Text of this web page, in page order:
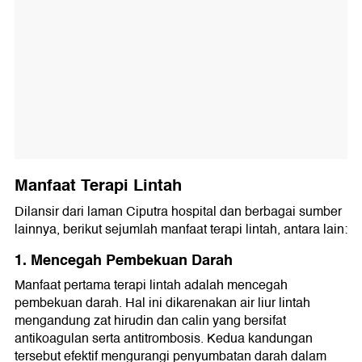
Manfaat Terapi Lintah
Dilansir dari laman Ciputra hospital dan berbagai sumber
lainnya, berikut sejumlah manfaat terapi lintah, antara lain:
1. Mencegah Pembekuan Darah
Manfaat pertama terapi lintah adalah mencegah
pembekuan darah. Hal ini dikarenakan air liur lintah
mengandung zat hirudin dan calin yang bersifat
antikoagulan serta antitrombosis. Kedua kandungan
tersebut efektif mengurangi penyumbatan darah dalam